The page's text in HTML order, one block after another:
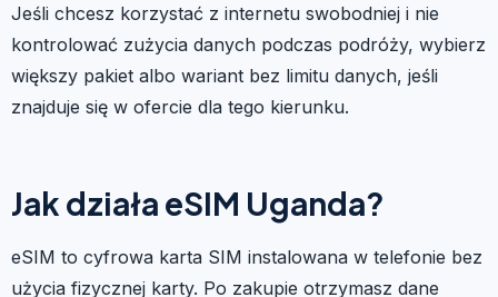
Jeśli chcesz korzystać z internetu swobodniej i nie
kontrolować zużycia danych podczas podróży, wybierz
większy pakiet albo wariant bez limitu danych, jeśli
znajduje się w ofercie dla tego kierunku.
Jak działa eSIM Uganda?
eSIM to cyfrowa karta SIM instalowana w telefonie bez
użycia fizycznej karty. Po zakupie otrzymasz dane